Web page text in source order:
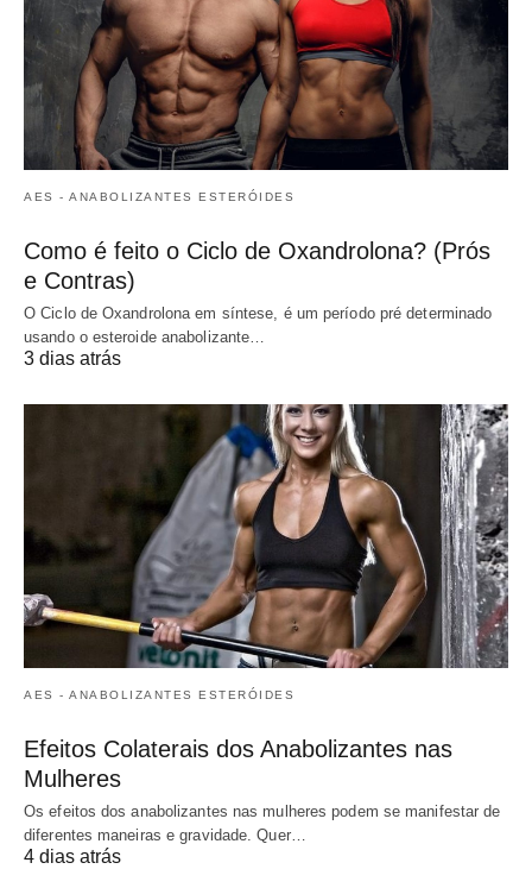
AES - ANABOLIZANTES ESTERÓIDES
Como é feito o Ciclo de Oxandrolona? (Prós
e Contras)
O Ciclo de Oxandrolona em síntese, é um período pré determinado
usando o esteroide anabolizante…
3 dias atrás
AES - ANABOLIZANTES ESTERÓIDES
Efeitos Colaterais dos Anabolizantes nas
Mulheres
Os efeitos dos anabolizantes nas mulheres podem se manifestar de
diferentes maneiras e gravidade. Quer…
4 dias atrás